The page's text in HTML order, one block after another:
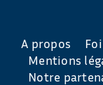
A propos
Mentions
Notre